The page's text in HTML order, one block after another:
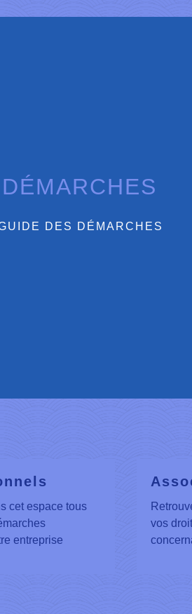
DES DÉMARCHES
cet espace tous
entreprise
vos